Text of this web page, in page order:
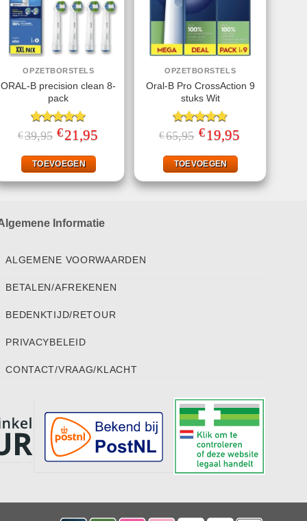
OPZETBORSTELS
ORAL-B precision clean 8-
pack
Gewaardeerd
4.91uit 5
€39,95 Oorspronkelijke
prijs
€39,95.
€21,95
TOEVOEGEN
OPZETBORSTELS
Oral-B Pro CrossAction 9
stuks Wit
Gewaardeerd
4.80uit 5
€65,95 Oorspronkelijke
prijs
€65,95.
€ 19,95prijs
TOEVOEGEN
Informatie
ALGEMENE VOORWAARDEN
BETALEN/AFREKENEN
BEDENKTIJD/RETOUR
PRIVACYBELEID
CONTACT/VRAAG/KLACHT